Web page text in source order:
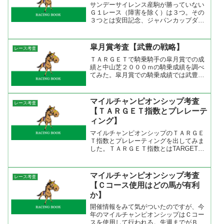
サンデーサイレンス産駒が勝っていない
Ｇ１レース（障害を除く）は３つ。その
３つとは安田記念、ジャパンカップダー
言うこと。ジャパンカップダート（４
頭）とＮＨＫマイルカップ（...
レース考査 皐月賞考査【武豊の戦略】
ＴＡＲＧＥＴで騎乗騎手の皐月賞での成
績と中山芝２０００ｍの騎乗成績を調べ
てみた。皐月賞での騎乗成績では武豊が
豊１５回、蛯名正義１３回と年齢と実績
がある騎手が多く騎乗機会...
レース考査
マイルチャンピオンシップ考査
【ＴＡＲＧＥＴ指数とプレレーテ
ィング】
マイルチャンピオンシップのＴＡＲＧＥ
Ｔ指数とプレレーティングを出してみま
した。ＴＡＲＧＥＴ指数とはTARGET
されている指数と同じ意味です。また、
表に出て...
レース考査
マイルチャンピオンシップ考査
【Ｃコース使用はどの馬が有利
か】
開催情報をみて気がついたのですが、今
年のマイルチャンピオンシップはＣコー
スを使用して行われる。先週までがＢコ